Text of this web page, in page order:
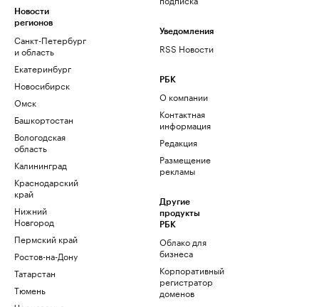
Новости
регионов
Санкт-Петербург
и область
Екатеринбург
Новосибирск
Омск
Башкортостан
Вологодская
область
Калининград
Краснодарский
край
Нижний
Новгород
Пермский край
Ростов-на-Дону
Татарстан
Тюмень
Уведомления
RSS Новости
РБК
О компании
Контактная
информация
Редакция
Размещение
рекламы
Другие
продукты
РБК
Облако для
бизнеса
Корпоративный
регистратор
доменов